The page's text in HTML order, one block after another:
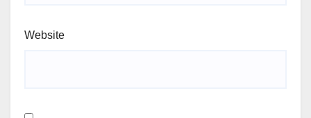
Website